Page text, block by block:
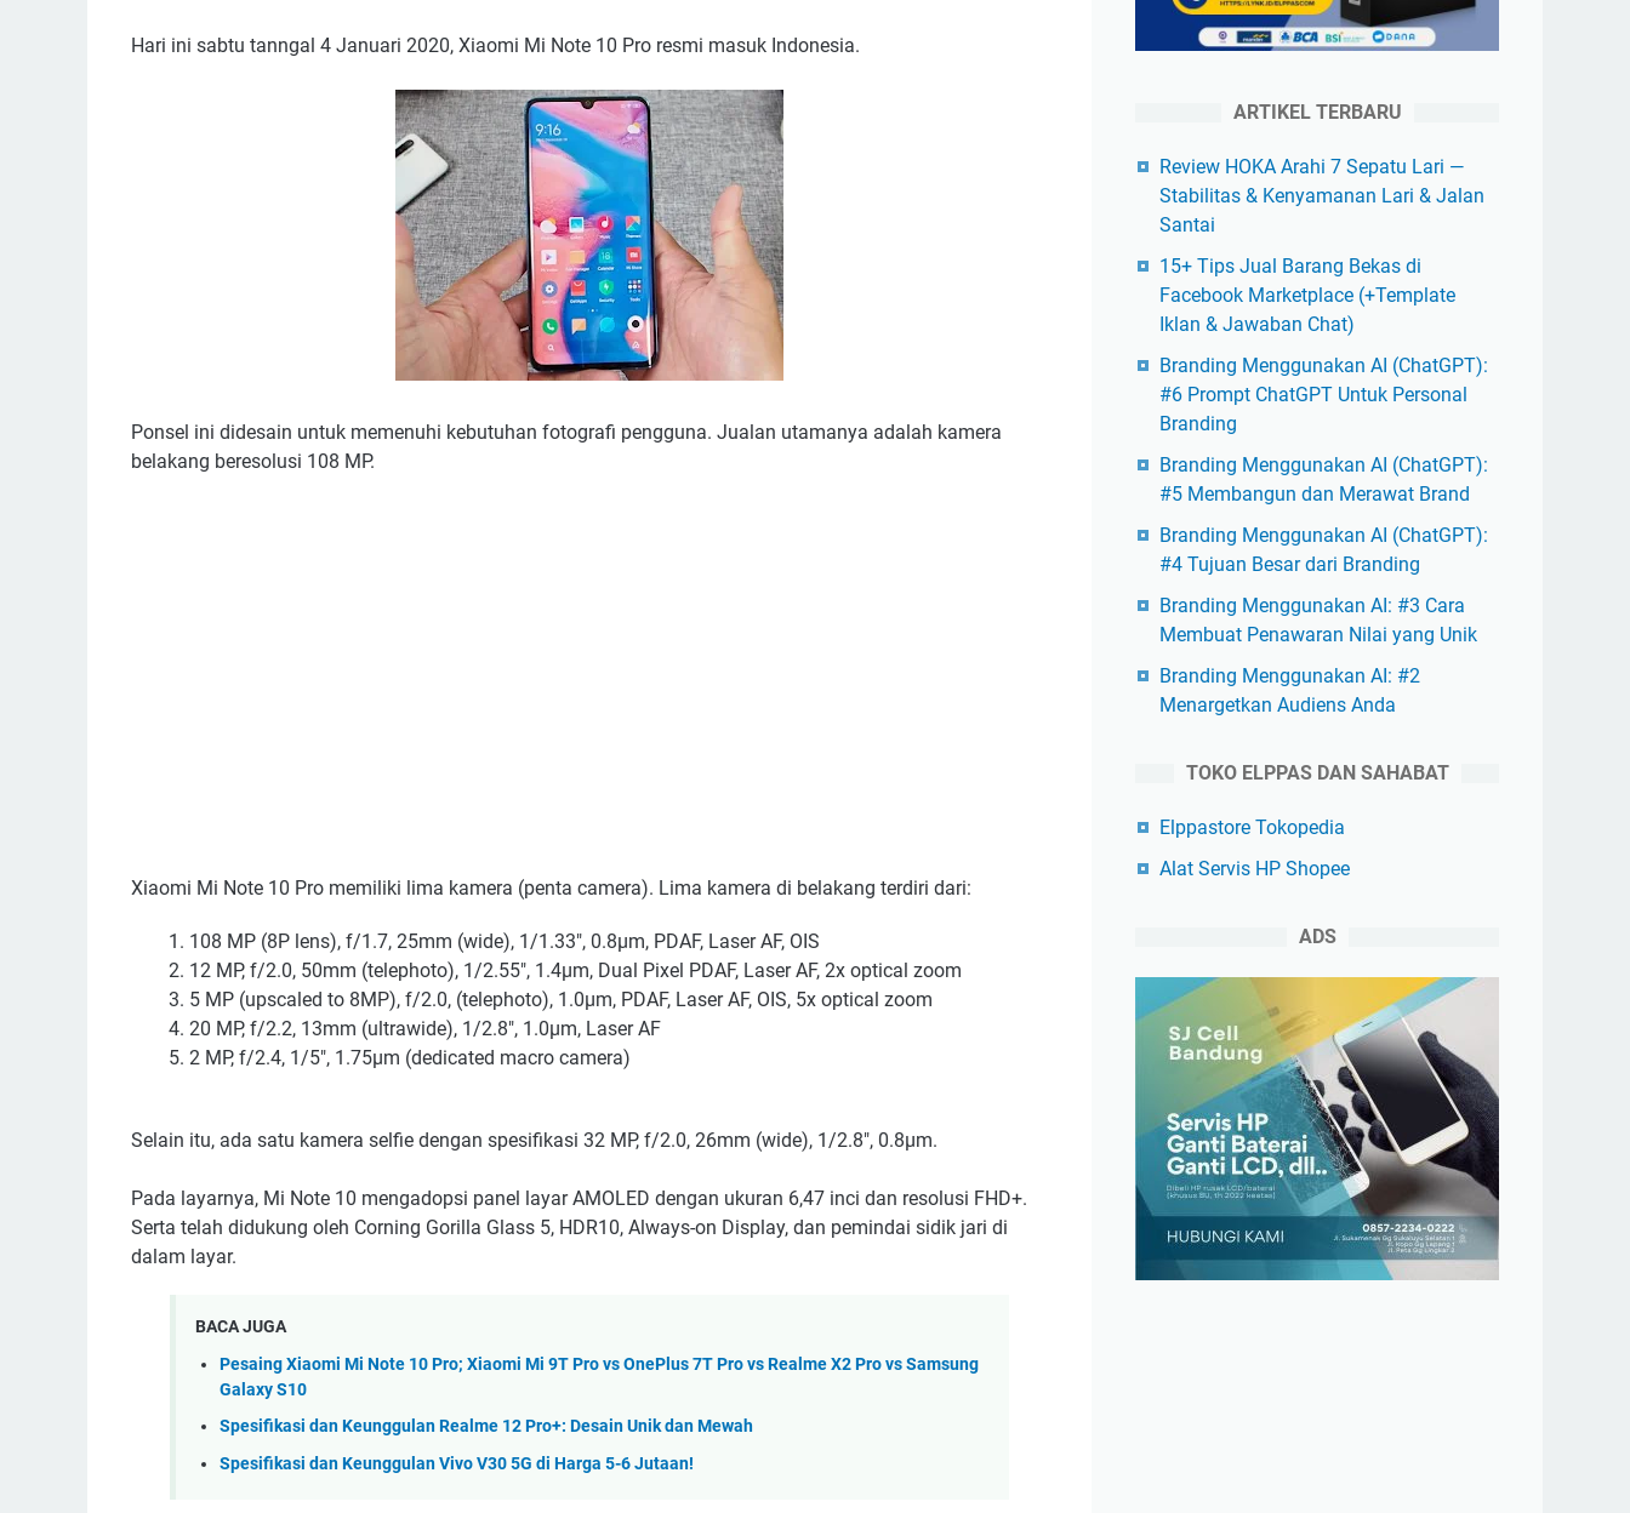
Hari ini sabtu tanngal 4 Januari 2020, Xiaomi Mi Note 10 Pro resmi masuk Indonesia.
Ponsel ini didesain untuk memenuhi kebutuhan fotografi pengguna. Jualan utamanya adalah kamera
belakang beresolusi 108 MP.
Xiaomi Mi Note 10 Pro memiliki lima kamera (penta camera). Lima kamera di belakang terdiri dari:
108 MP (8P lens), f/1.7, 25mm (wide), 1/1.33", 0.8µm, PDAF, Laser AF, OIS
12 MP, f/2.0, 50mm (telephoto), 1/2.55", 1.4µm, Dual Pixel PDAF, Laser AF, 2x optical zoom
5 MP (upscaled to 8MP), f/2.0, (telephoto), 1.0µm, PDAF, Laser AF, OIS, 5x optical zoom
20 MP, f/2.2, 13mm (ultrawide), 1/2.8", 1.0µm, Laser AF
2 MP, f/2.4, 1/5", 1.75µm (dedicated macro camera)
Selain itu, ada satu kamera selfie dengan spesifikasi 32 MP, f/2.0, 26mm (wide), 1/2.8", 0.8µm.
Pada layarnya, Mi Note 10 mengadopsi panel layar AMOLED dengan ukuran 6,47 inci dan resolusi FHD+.
Serta telah didukung oleh Corning Gorilla Glass 5, HDR10, Always-on Display, dan pemindai sidik jari di
dalam layar.
BACA JUGA
Pesaing Xiaomi Mi Note 10 Pro; Xiaomi Mi 9T Pro vs OnePlus 7T Pro vs Realme X2 Pro vs Samsung
Galaxy S10
Spesifikasi dan Keunggulan Realme 12 Pro+: Desain Unik dan Mewah
Spesifikasi dan Keunggulan Vivo V30 5G di Harga 5-6 Jutaan!
ARTIKEL TERBARU
Review HOKA Arahi 7 Sepatu Lari —
Stabilitas & Kenyamanan Lari & Jalan
Santai
15+ Tips Jual Barang Bekas di
Facebook Marketplace (+Template
Iklan & Jawaban Chat)
Branding Menggunakan AI (ChatGPT):
#6 Prompt ChatGPT Untuk Personal
Branding
Branding Menggunakan AI (ChatGPT):
#5 Membangun dan Merawat Brand
Branding Menggunakan AI (ChatGPT):
#4 Tujuan Besar dari Branding
Branding Menggunakan AI: #3 Cara
Membuat Penawaran Nilai yang Unik
Branding Menggunakan AI: #2
Menargetkan Audiens Anda
TOKO ELPPAS DAN SAHABAT
Elppastore Tokopedia
Alat Servis HP Shopee
ADS